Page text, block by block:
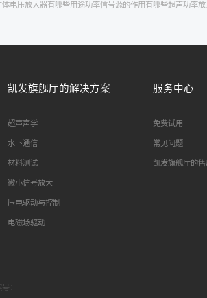
体电压放大器有哪些用途功率信号源的作用有哪些超声功率
凯发旗舰厅的解决方案
超声声学
水下通信
材料测试
微小信号放大
压电驱动与控制
电磁场驱动
服务中心
免费试用
常见问题
凯发旗舰厅的
：